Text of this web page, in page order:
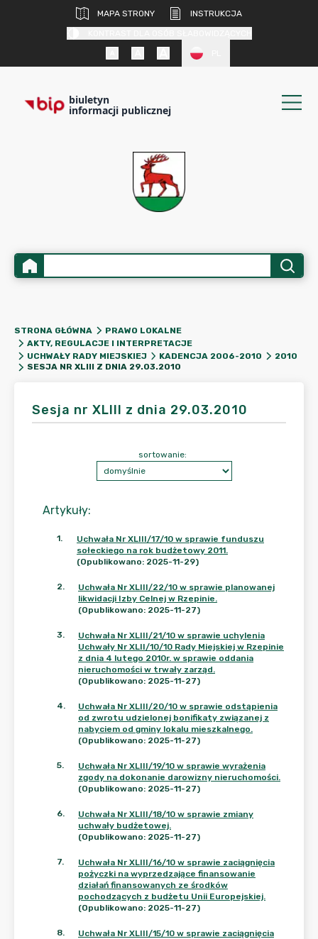
MAPA STRONY
INSTRUKCJA
biuletyn
informacji publicznej
STRONA GŁÓWNA
PRAWO LOKALNE
AKTY, REGULACJE I INTERPRETACJE
UCHWAŁY RADY MIEJSKIEJ
KADENCJA 2006-2010
2010
SESJA NR XLIII Z DNIA 29.03.2010
Sesja nr XLIII z dnia 29.03.2010
Artykuły:
sortowanie:
1.
Uchwała Nr XLIII/17/10 w sprawie funduszu
sołeckiego na rok budżetowy 2011.
(Opublikowano: 2025-11-29)
2.
Uchwała Nr XLIII/22/10 w sprawie planowanej
likwidacji Izby Celnej w Rzepinie.
(Opublikowano: 2025-11-27)
3.
Uchwała Nr XLIII/21/10 w sprawie uchylenia
Uchwały Nr XLII/10/10 Rady Miejskiej w Rzepinie
z dnia 4 lutego 2010r. w sprawie oddania
nieruchomości w trwały zarząd.
(Opublikowano: 2025-11-27)
4.
Uchwała Nr XLIII/20/10 w sprawie odstąpienia
od zwrotu udzielonej bonifikaty związanej z
nabyciem od gminy lokalu mieszkalnego.
(Opublikowano: 2025-11-27)
5.
Uchwała Nr XLIII/19/10 w sprawie wyrażenia
zgody na dokonanie darowizny nieruchomości.
(Opublikowano: 2025-11-27)
6.
Uchwała Nr XLIII/18/10 w sprawie zmiany
uchwały budżetowej.
(Opublikowano: 2025-11-27)
7.
Uchwała Nr XLIII/16/10 w sprawie zaciągnięcia
pożyczki na wyprzedzające finansowanie
działań finansowanych ze środków
pochodzących z budżetu Unii Europejskiej.
(Opublikowano: 2025-11-27)
8.
Uchwała Nr XLIII/15/10 w sprawie zaciągnięcia